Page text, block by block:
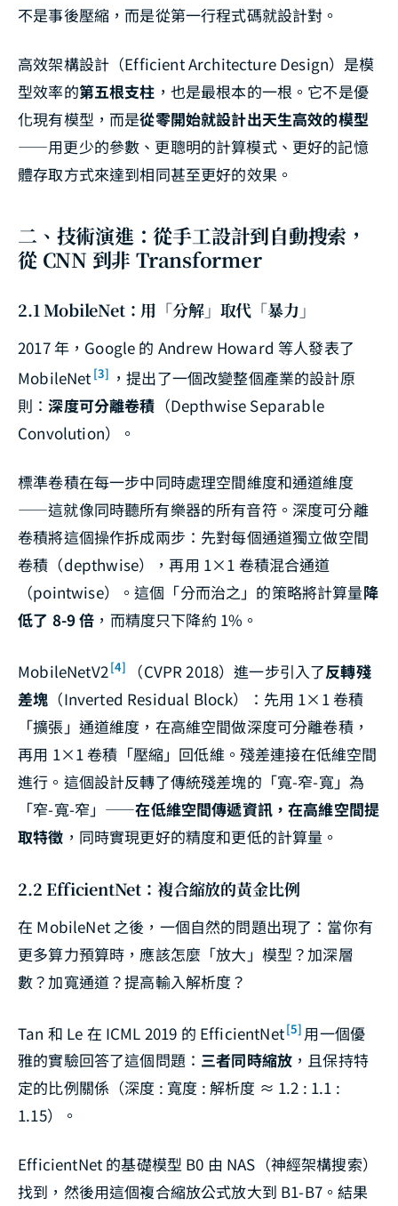
不是事後壓縮，而是從第一行程式碼就設計對。
高效架構設計（Efficient Architecture Design）是模
型效率的第五根支柱 ，也是最根本的一根。它不是優
化現有模型，而是從零開始就設計出天生高效的模型
——用更少的參數、更聰明的計算模式、更好的記憶
體存取方式來達到相同甚至更好的效果。
二、技術演進：從手工設計到自動搜索，
從 CNN 到非 Transformer
2.1 MobileNet：用「分解」取代「暴力」
2017 年，Google 的 Andrew Howard 等人發表了
MobileNet [3] ，提出了一個改變整個產業的設計原
則：深度可分離卷積 （Depthwise Separable
Convolution）。
標準卷積在每一步中同時處理空間維度和通道維度
——這就像同時聽所有樂器的所有音符。深度可分離
卷積將這個操作拆成兩步：先對每個通道獨立做空間
卷積（depthwise），再用 1×1 卷積混合通道
（pointwise）。這個「分而治之」的策略將計算量降
低了 8-9 倍 ，而精度只下降約 1%。
MobileNetV2[4] （CVPR 2018）進一步引入了反轉殘
差塊 （Inverted Residual Block）：先用 1×1 卷積
「擴張」通道維度，在高維空間做深度可分離卷積，
再用 1×1 卷積「壓縮」回低維。殘差連接在低維空間
進行。這個設計反轉了傳統殘差塊的「寬-窄-寬」為
「窄-寬-窄」——在低維空間傳遞資訊，在高維空間提
取特徵 ，同時實現更好的精度和更低的計算量。
2.2 EfficientNet：複合縮放的黃金比例
在 MobileNet 之後，一個自然的問題出現了：當你有
更多算力預算時，應該怎麼「放大」模型？加深層
數？加寬通道？提高輸入解析度？
Tan 和 Le 在 ICML 2019 的 EfficientNet[5] 用一個優
雅的實驗回答了這個問題： 三者同時縮放 ，且保持特
定的比例關係（深度 : 寬度 : 解析度 ≈ 1.2 : 1.1 :
1.15）。
EfficientNet 的基礎模型 B0 由 NAS（神經架構搜索）
找到，然後用這個複合縮放公式放大到 B1-B7。結果